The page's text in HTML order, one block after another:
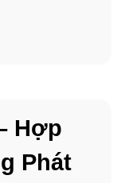
Hợp
Phát